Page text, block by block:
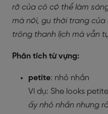
rỡ của cô có thể làm
mà nói, gu thời trang
trông thanh lịch mà vẫn
Phân tích từ vựng:
petite: nhỏ nhắn
Ví dụ: She looks
ấy nhỏ nhắn nhưng